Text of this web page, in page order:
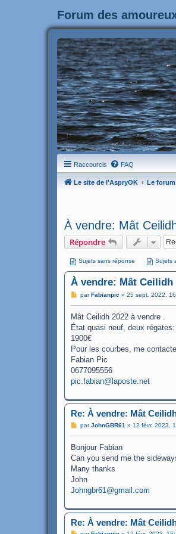
Forum des
Raccourcis FAQ
Le site de l'AspryOK Le forum
À vendre: Mât
Répondre
Sujets sans réponse Sujets
À vendre: Mât Ceilidh
M
s
g
e
parFabianpic » 25 sept. 2022,
Mât Ceilidh 2022 à vendre .
État quasi neuf, deux
1900€
Pour les courbes, me
Fabian Pic
0677095556
pic.fabian@laposte.net
Re: À vendre: Mât
M
s
g
e
parJohnGBR61 » 12 févr. 2023,
Bonjour Fabian
Can you send me the
Many thanks
John
Johngbr61@gmail.com
Re: À vendre: Mât